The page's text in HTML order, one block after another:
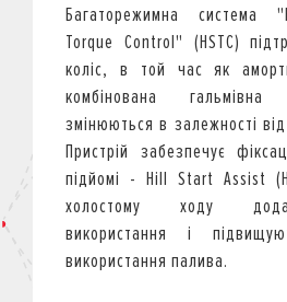
Багаторежимна система
Torque Control" (HSTC)
коліс, в той час як
комбінована
змінюються в залежності
Пристрій забезпечує
підйомі - Hill Start Assist
холостому ходу
використання і
використання палива.